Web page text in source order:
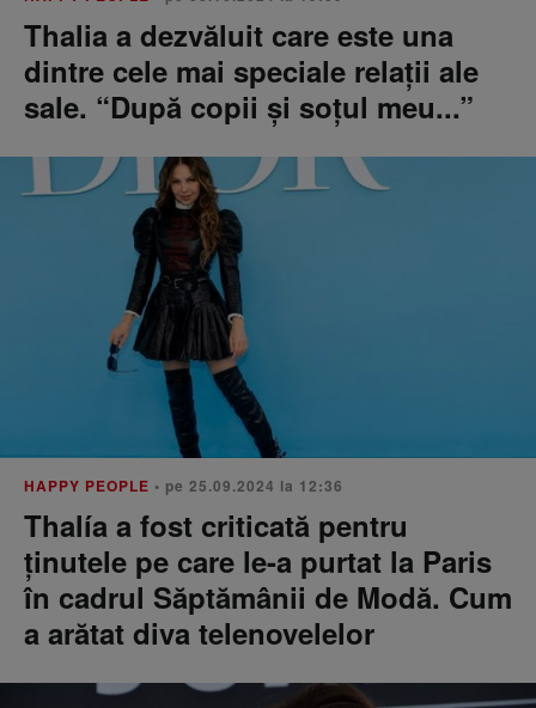
Thalia a dezvăluit care este una
dintre cele mai speciale relații ale
sale. “După copii și soțul meu...”
HAPPY PEOPLE • pe 25.09.2024 la 12:36
Thalía a fost criticată pentru
ținutele pe care le-a purtat la Paris
în cadrul Săptămânii de Modă. Cum
a arătat diva telenovelelor